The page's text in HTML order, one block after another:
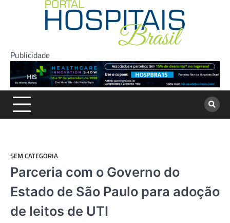
Publicidade
SEM CATEGORIA
Parceria com o Governo do
Estado de São Paulo para adoção
de leitos de UTI